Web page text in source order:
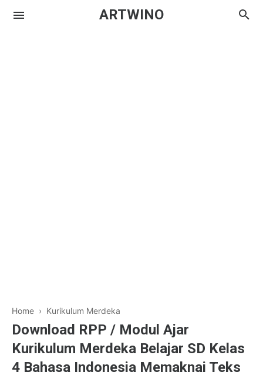
ARTWINO
Home › Kurikulum Merdeka
Download RPP / Modul Ajar
Kurikulum Merdeka Belajar SD Kelas
4 Bahasa Indonesia Memaknai Teks